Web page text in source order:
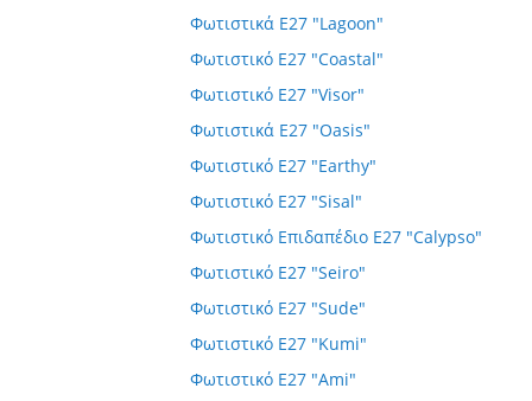
Φωτιστικά E27 "Lagoon"
Φωτιστικό E27 "Coastal"
Φωτιστικό E27 "Visor"
Φωτιστικά E27 "Oasis"
Φωτιστικό E27 "Earthy"
Φωτιστικό E27 "Sisal"
Φωτιστικό Επιδαπέδιο E27 "Calypso"
Φωτιστικό E27 "Seiro"
Φωτιστικό E27 "Sude"
Φωτιστικό E27 "Kumi"
Φωτιστικό E27 "Ami"